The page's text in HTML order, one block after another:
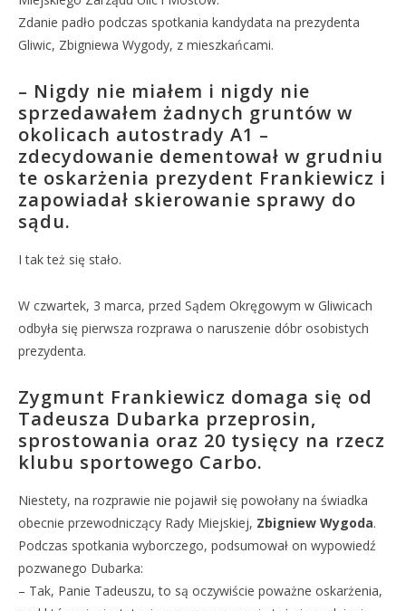
Zdanie padło podczas spotkania kandydata na prezydenta
Gliwic, Zbigniewa Wygody, z mieszkańcami.
– Nigdy nie miałem i nigdy nie
sprzedawałem żadnych gruntów w
okolicach autostrady A1 –
zdecydowanie dementował w grudniu
te oskarżenia prezydent Frankiewicz i
zapowiadał skierowanie sprawy do
sądu.
I tak też się stało.
W czwartek, 3 marca, przed Sądem Okręgowym w Gliwicach
odbyła się pierwsza rozprawa o naruszenie dóbr osobistych
prezydenta.
Zygmunt Frankiewicz domaga się od
Tadeusza Dubarka przeprosin,
sprostowania oraz 20 tysięcy na rzecz
klubu sportowego Carbo.
Niestety, na rozprawie nie pojawił się powołany na świadka
obecnie przewodniczący Rady Miejskiej, Zbigniew Wygoda.
Podczas spotkania wyborczego, podsumował on wypowiedź
pozwanego Dubarka:
– Tak, Panie Tadeuszu, to są oczywiście poważne oskarżenia,